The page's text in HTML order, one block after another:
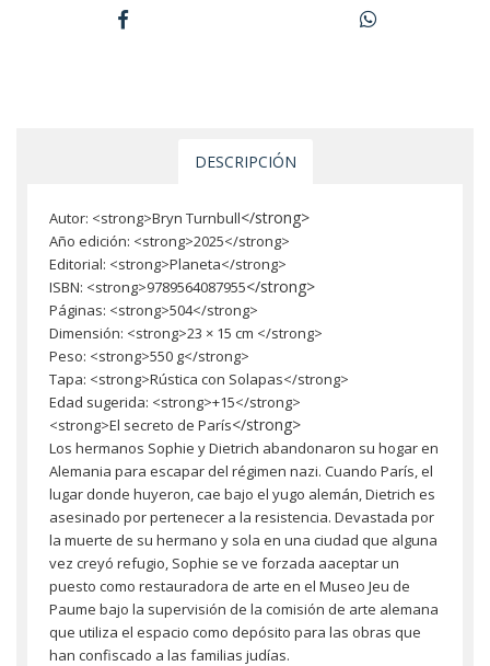
DESCRIPCIÓN
Autor: <strong>Bryn Turnbull</strong>
Año edición: <strong>2025</strong>
Editorial: <strong>Planeta</strong>
ISBN: <strong>9789564087955</strong>
Páginas: <strong>504</strong>
Dimensión: <strong>23 × 15 cm </strong>
Peso: <strong>550 g</strong>
Tapa: <strong>Rústica con Solapas</strong>
Edad sugerida: <strong>+15</strong>
<strong>El secreto de París</strong>
Los hermanos Sophie y Dietrich abandonaron su hogar en
Alemania para escapar del régimen nazi. Cuando París, el
lugar donde huyeron, cae bajo el yugo alemán, Dietrich es
asesinado por pertenecer a la resistencia. Devastada por
la muerte de su hermano y sola en una ciudad que alguna
vez creyó refugio, Sophie se ve forzada aaceptar un
puesto como restauradora de arte en el Museo Jeu de
Paume bajo la supervisión de la comisión de arte alemana
que utiliza el espacio como depósito para las obras que
han confiscado a las familias judías.